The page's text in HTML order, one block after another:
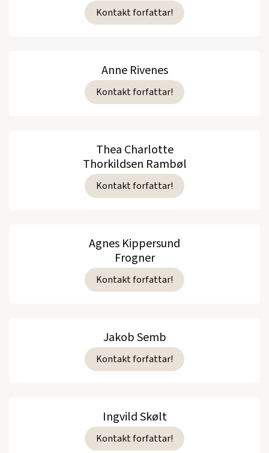
Kontakt forfattar!
Anne Rivenes
Kontakt forfattar!
Thea Charlotte
Thorkildsen Rambøl
Kontakt forfattar!
Agnes Kippersund
Frogner
Kontakt forfattar!
Jakob Semb
Kontakt forfattar!
Ingvild Skølt
Kontakt forfattar!